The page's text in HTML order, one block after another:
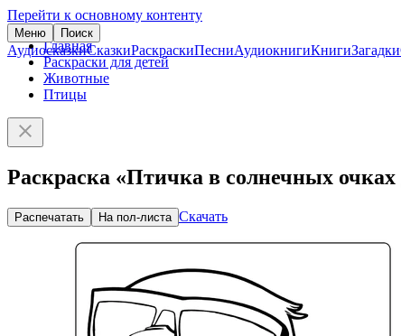
Перейти к основному контенту
Меню Поиск
АудиосказкиСказкиРаскраскиПесниАудиокнигиКнигиЗагадки
Главная
Раскраски для детей
Животные
Птицы
Раскраска «Птичка в солнечных
Распечатать На пол-листа Скачать